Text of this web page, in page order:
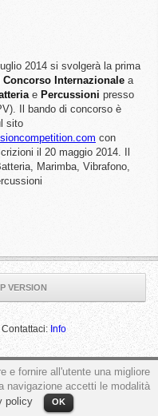
2014 si svolgerà la prima
Concorso Internazionale a
e Percussioni presso
Il bando di concorso è
sito
con
il 20 maggio 2014. Il
Marimba, Vibrafono,
VERSION
Info
e fornire all'utente una migliore
navigazione accetti le modalità
policy OK